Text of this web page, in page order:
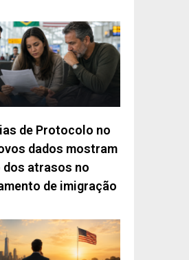
de Protocolo no
dados mostram
dos atrasos no
de imigração